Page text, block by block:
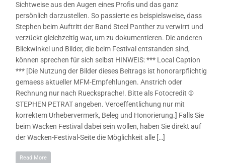
Sichtweise aus den Augen eines Profis und das ganz
persönlich darzustellen. So passierte es beispielsweise, dass
Stephen beim Auftritt der Band Steel Panther zu verwirrt und
verzückt gleichzeitig war, um zu dokumentieren. Die anderen
Blickwinkel und Bilder, die beim Festival entstanden sind,
können sprechen für sich selbst HINWEIS: *** Local Caption
*** [Die Nutzung der Bilder dieses Beitrags ist honorarpflichtig
gemaess aktueller MFM-Empfehlungen. Anstrich oder
Rechnung nur nach Ruecksprache!. Bitte als Fotocredit ©
STEPHEN PETRAT angeben. Veroeffentlichung nur mit
korrektem Urhebervermerk, Beleg und Honorierung.] Falls Sie
beim Wacken Festival dabei sein wollen, haben Sie direkt auf
der Wacken-Festival-Seite die Möglichkeit alle […]
Read More